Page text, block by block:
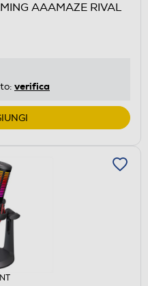
AAAMAZE RIVAL
verifica